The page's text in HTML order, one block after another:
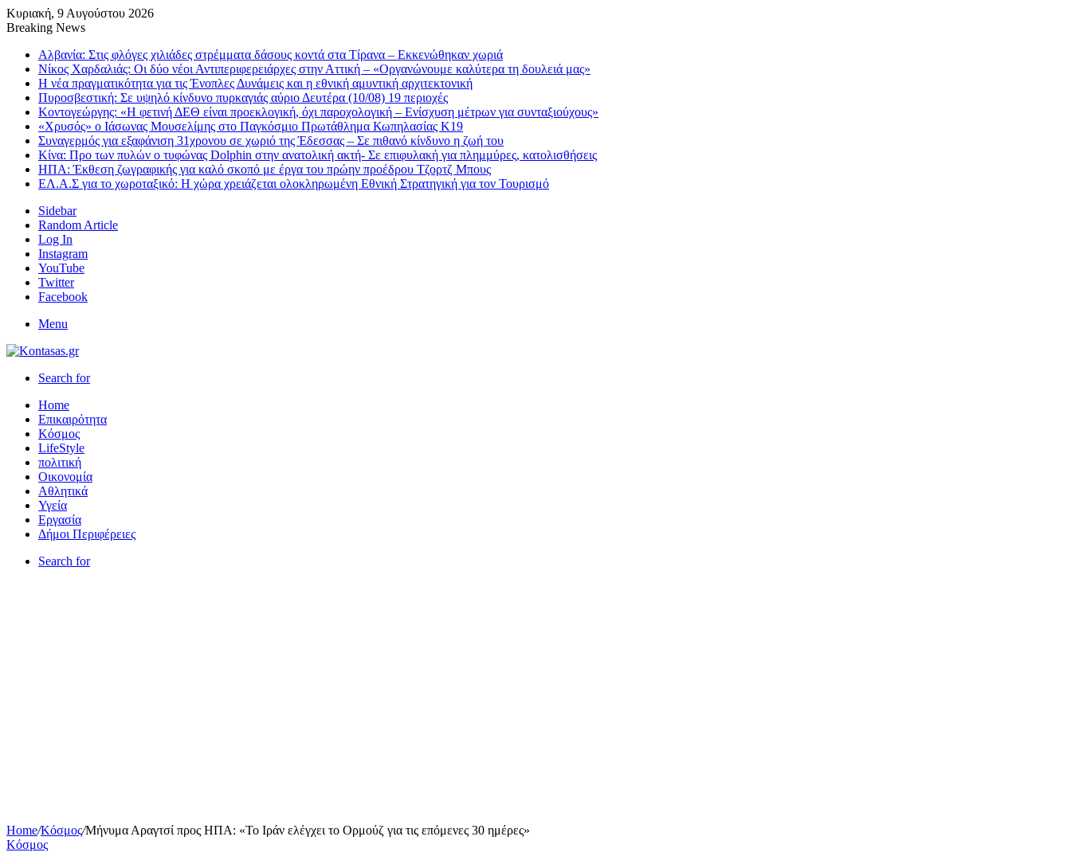
Κυριακή, 9 Αυγούστου 2026
Breaking News
Αλβανία: Στις φλόγες χιλιάδες στρέμματα δάσους κοντά στα Τίρανα – Εκκενώθηκαν χωριά
Νίκος Χαρδαλιάς: Οι δύο νέοι Αντιπεριφερειάρχες στην Αττική – «Οργανώνουμε καλύτερα τη δουλειά μας»
Η νέα πραγματικότητα για τις Ένοπλες Δυνάμεις και η εθνική αμυντική αρχιτεκτονική
Πυροσβεστική: Σε υψηλό κίνδυνο πυρκαγιάς αύριο Δευτέρα (10/08) 19 περιοχές
Κοντογεώργης: «Η φετινή ΔΕΘ είναι προεκλογική, όχι παροχολογική – Ενίσχυση μέτρων για συνταξιούχους»
«Χρυσός» ο Ιάσωνας Μουσελίμης στο Παγκόσμιο Πρωτάθλημα Κωπηλασίας Κ19
Συναγερμός για εξαφάνιση 31χρονου σε χωριό της Έδεσσας – Σε πιθανό κίνδυνο η ζωή του
Κίνα: Προ των πυλών ο τυφώνας Dolphin στην ανατολική ακτή- Σε επιφυλακή για πλημμύρες, κατολισθήσεις
ΗΠΑ: Έκθεση ζωγραφικής για καλό σκοπό με έργα του πρώην προέδρου Τζορτζ Μπους
ΕΛ.Α.Σ για το χωροταξικό: Η χώρα χρειάζεται ολοκληρωμένη Εθνική Στρατηγική για τον Τουρισμό
Sidebar
Random Article
Log In
Instagram
YouTube
Twitter
Facebook
Menu
Search for
Home
Επικαιρότητα
Κόσμος
LifeStyle
πολιτική
Οικονομία
Αθλητικά
Υγεία
Εργασία
Δήμοι Περιφέρειες
Search for
Home/Κόσμος/Μήνυμα Αραγτσί προς ΗΠΑ: «Το Ιράν ελέγχει το Ορμούζ για τις επόμενες 30 ημέρες»
Κόσμος